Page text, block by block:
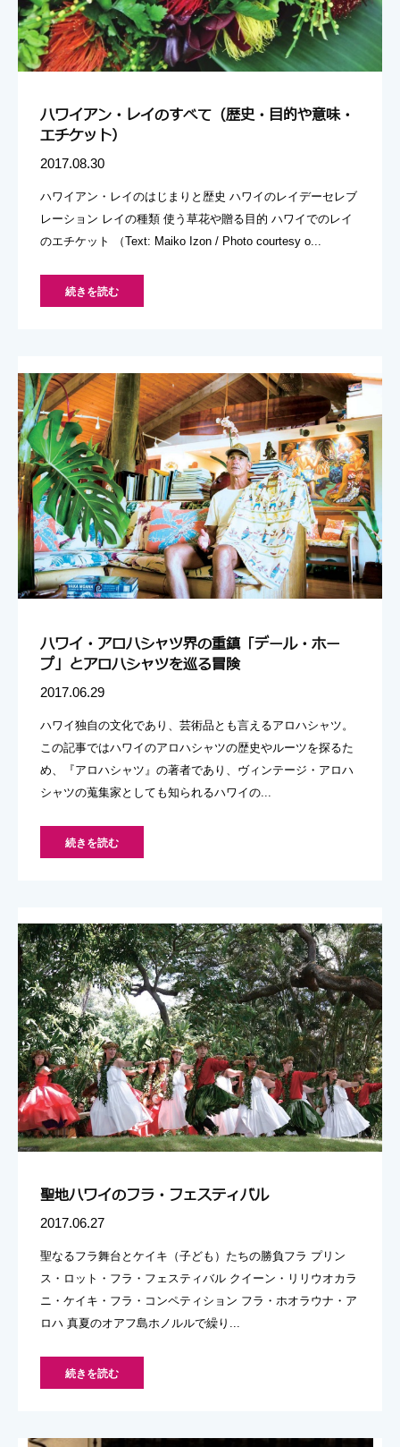
ハワイアン・レイのすべて（歴史・目的や意味・
エチケット）
2017.08.30
ハワイアン・レイのはじまりと歴史 ハワイのレイデーセレブ
レーション レイの種類 使う草花や贈る目的 ハワイでのレイ
のエチケット （Text: Maiko Izon / Photo courtesy o...
続きを読む
ハワイ・アロハシャツ界の重鎮「デール・ホー
プ」とアロハシャツを巡る冒険
2017.06.29
ハワイ独自の文化であり、芸術品とも言えるアロハシャツ。
この記事ではハワイのアロハシャツの歴史やルーツを探るた
め、『アロハシャツ』の著者であり、ヴィンテージ・アロハ
シャツの蒐集家としても知られるハワイの...
続きを読む
聖地ハワイのフラ・フェスティバル
2017.06.27
聖なるフラ舞台とケイキ（子ども）たちの勝負フラ プリン
ス・ロット・フラ・フェスティバル クイーン・リリウオカラ
ニ・ケイキ・フラ・コンペティション フラ・ホオラウナ・ア
ロハ 真夏のオアフ島ホノルルで繰り...
続きを読む